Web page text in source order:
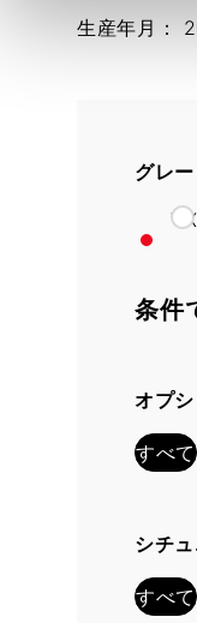
生産年月：
グレ
VX
条件
オプ
すべて
シチ
すべて